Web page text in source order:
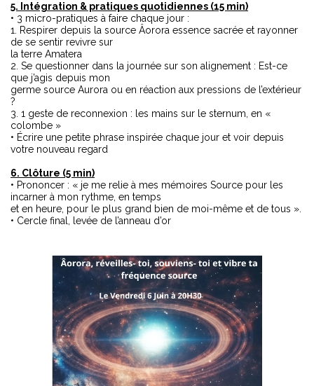
5. Intégration & pratiques quotidiennes (15 min)
• 3 micro-pratiques à faire chaque jour :
1. Respirer depuis la source Âorora essence sacrée et rayonner
de se sentir revivre sur
la terre Amatera
2. Se questionner dans la journée sur son alignement : Est-ce
que j’agis depuis mon
germe source Aurora ou en réaction aux pressions de l’extérieur
?
3. 1 geste de reconnexion : les mains sur le sternum, en «
colombe »
• Écrire une petite phrase inspirée chaque jour et voir depuis
votre nouveau regard
6. Clôture (5 min)
• Prononcer : « je me relie à mes mémoires Source pour les
incarner à mon rythme, en temps
et en heure, pour le plus grand bien de moi-même et de tous ».
• Cercle final, levée de l’anneau d’or